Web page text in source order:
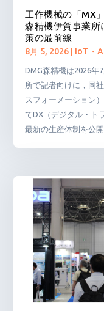
工作機械の「MX
森精機伊賀事業所
策の最前線
8月 5, 2026 IoT・
DMG森精機は2026年
所で記者向けに，同
スフォーメーション
てDX（デジタル・ト
最新の生産体制を公開